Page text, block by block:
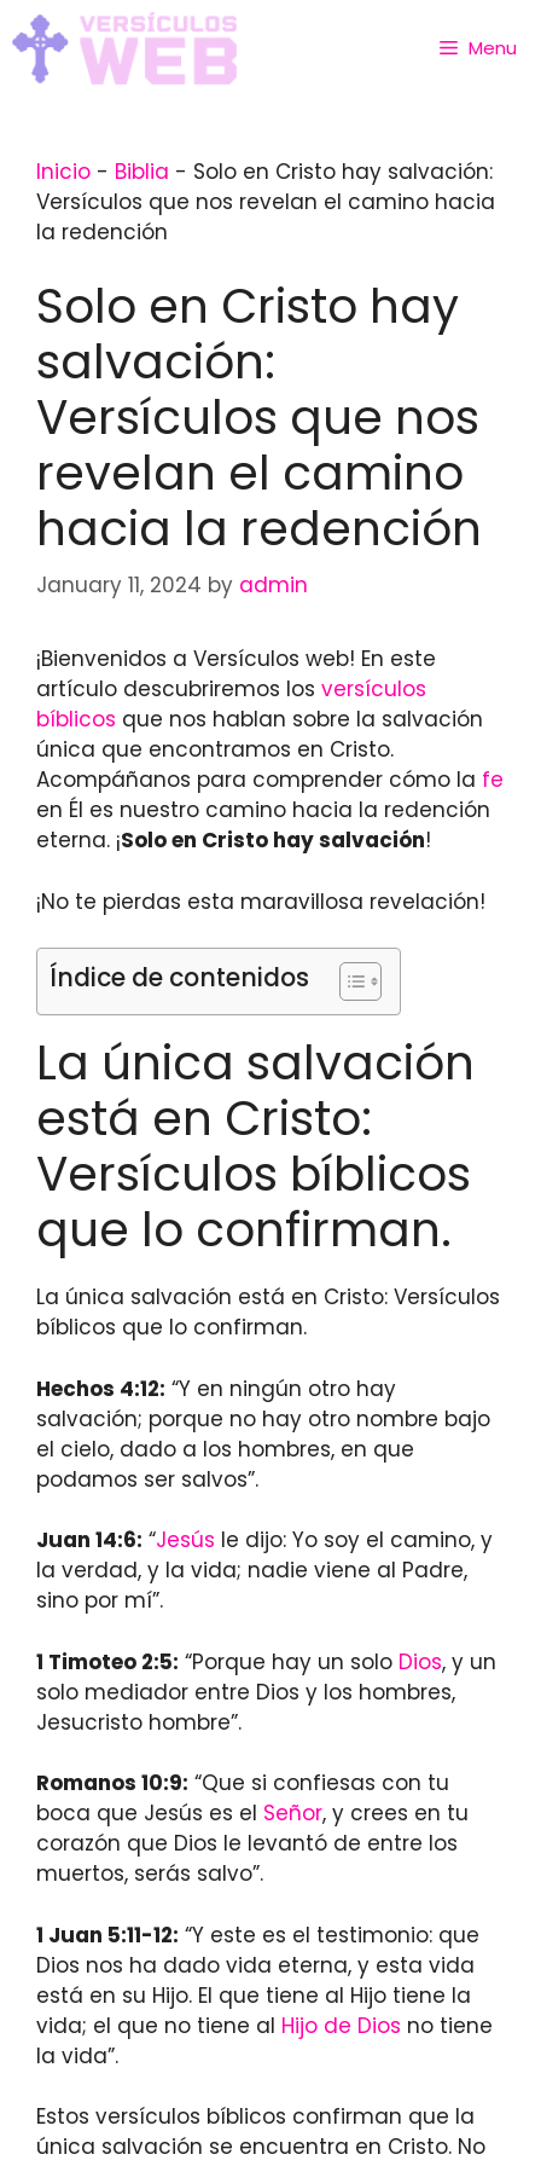
Skip
to
content
Menu
Inicio - Biblia - Solo en Cristo hay salvación:
Versículos que nos revelan el camino hacia
la redención
Solo en Cristo hay
salvación:
Versículos que nos
revelan el camino
hacia la redención
January 11, 2024 by admin
¡Bienvenidos a Versículos web! En este
artículo descubriremos los versículos
bíblicos que nos hablan sobre la salvación
única que encontramos en Cristo.
Acompáñanos para comprender cómo la fe
en Él es nuestro camino hacia la redención
eterna. ¡Solo en Cristo hay salvación!
¡No te pierdas esta maravillosa revelación!
Índice de contenidos
La única salvación
está en Cristo:
Versículos bíblicos
que lo confirman.
La única salvación está en Cristo: Versículos
bíblicos que lo confirman.
Hechos 4:12: “Y en ningún otro hay
salvación; porque no hay otro nombre bajo
el cielo, dado a los hombres, en que
podamos ser salvos”.
Juan 14:6: “Jesús le dijo: Yo soy el camino, y
la verdad, y la vida; nadie viene al Padre,
sino por mí”.
1 Timoteo 2:5: “Porque hay un solo Dios, y un
solo mediador entre Dios y los hombres,
Jesucristo hombre”.
Romanos 10:9: “Que si confiesas con tu
boca que Jesús es el Señor, y crees en tu
corazón que Dios le levantó de entre los
muertos, serás salvo”.
1 Juan 5:11-12: “Y este es el testimonio: que
Dios nos ha dado vida eterna, y esta vida
está en su Hijo. El que tiene al Hijo tiene la
vida; el que no tiene al Hijo de Dios no tiene
la vida”.
Estos versículos bíblicos confirman que la
única salvación se encuentra en Cristo. No